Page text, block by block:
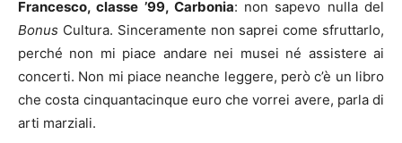
Francesco, classe ’99, Carbonia: non sapevo nulla del
Bonus Cultura. Sinceramente non saprei come sfruttarlo,
perché non mi piace andare nei musei né assistere ai
concerti. Non mi piace neanche leggere, però c’è un libro
che costa cinquantacinque euro che vorrei avere, parla di
arti marziali.